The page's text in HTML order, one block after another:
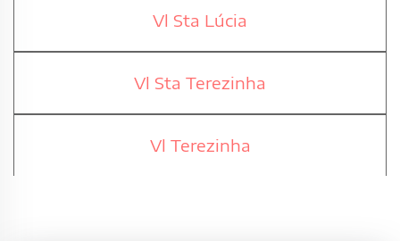
Vl Sta Lúcia
Vl Sta Terezinha
Vl Terezinha